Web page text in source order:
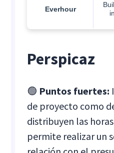
Everhour
Perspicaz
🟢 Puntos fuertes:
de proyecto como
distribuyen las
permite realizar un